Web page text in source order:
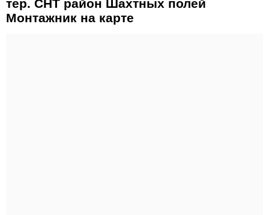
тер. СНТ район Шахтных полей
Монтажник на карте